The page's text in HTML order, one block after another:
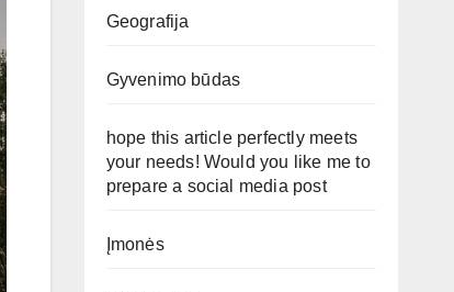
Geografija
Gyvenimo būdas
hope this article perfectly meets
your needs! Would you like me to
prepare a social media post
Įmonės